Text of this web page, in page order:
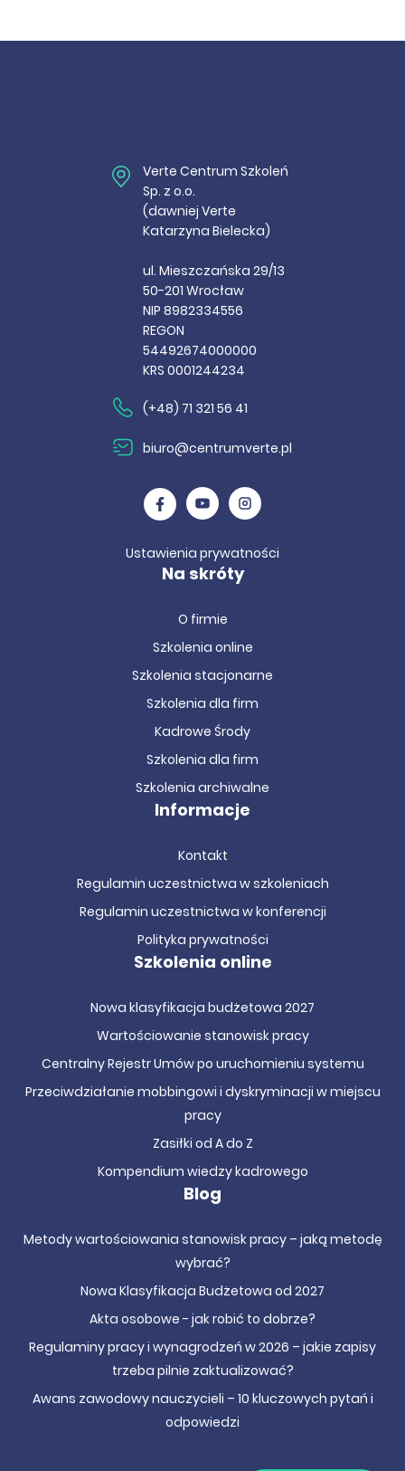
Verte Centrum Szkoleń
Sp. z o.o.
(dawniej Verte
Katarzyna Bielecka)
ul. Mieszczańska 29/13
50-201 Wrocław
NIP 8982334556
REGON
54492674000000
KRS 0001244234
(+48) 71 321 56 41
biuro@centrumverte.pl
Ustawienia prywatności
Na skróty
O firmie
Szkolenia online
Szkolenia stacjonarne
Szkolenia dla firm
Kadrowe Środy
Szkolenia dla firm
Szkolenia archiwalne
Informacje
Kontakt
Regulamin uczestnictwa w szkoleniach
Regulamin uczestnictwa w konferencji
Polityka prywatności
Szkolenia online
Nowa klasyfikacja budżetowa 2027
Wartościowanie stanowisk pracy
Centralny Rejestr Umów po uruchomieniu systemu
Przeciwdziałanie mobbingowi i dyskryminacji w miejscu
pracy
Zasiłki od A do Z
Kompendium wiedzy kadrowego
Blog
Metody wartościowania stanowisk pracy – jaką metodę
wybrać?
Nowa Klasyfikacja Budżetowa od 2027
Akta osobowe - jak robić to dobrze?
Regulaminy pracy i wynagrodzeń w 2026 – jakie zapisy
trzeba pilnie zaktualizować?
Awans zawodowy nauczycieli – 10 kluczowych pytań i
odpowiedzi